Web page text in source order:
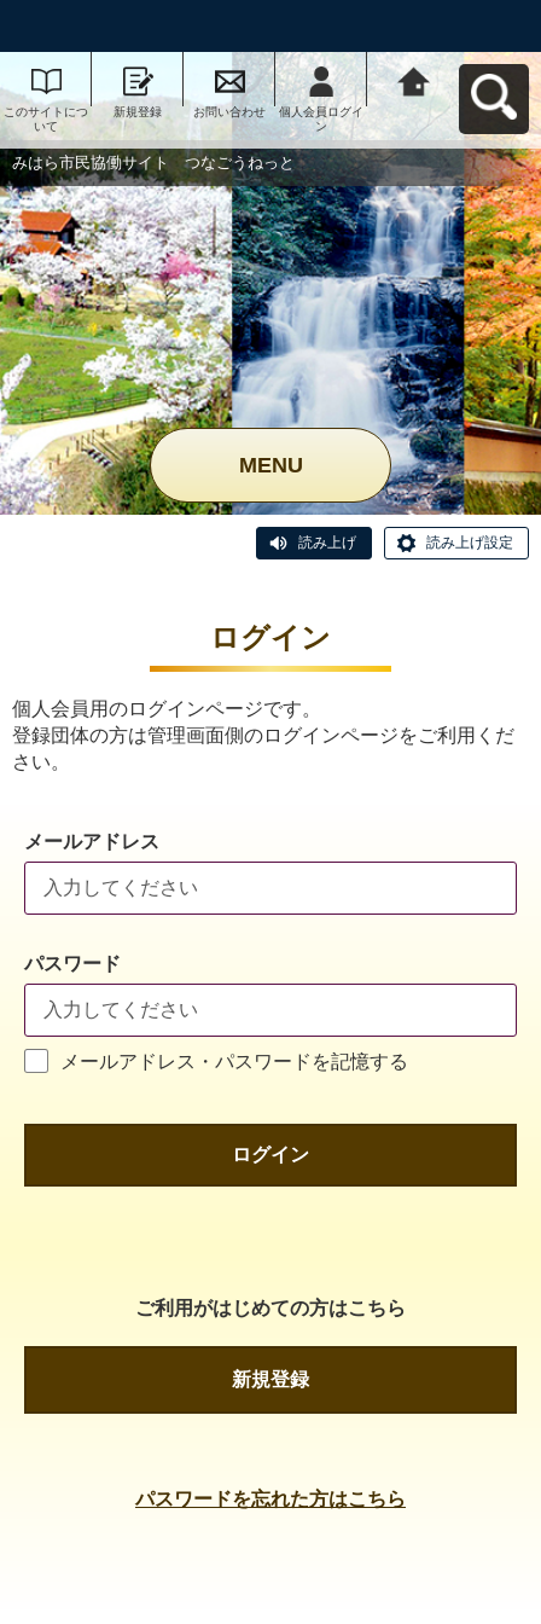
このサイトにつ
いて
新規登録 お問い合わせ
個人会員ログイ
ン
みはら市民協働
サイト つなご
うねっとへ戻る
みはら市民協働サイト つなごうねっと
MENU
読み上げ 読み上げ設定
ログイン
個人会員用のログインページです。
登録団体の方は管理画面側のログインページをご利用くだ
さい。
メールアドレス
パスワード
メールアドレス・パスワードを記憶する
ログイン
ご利用がはじめての方はこちら
新規登録
パスワードを忘れた方はこちら